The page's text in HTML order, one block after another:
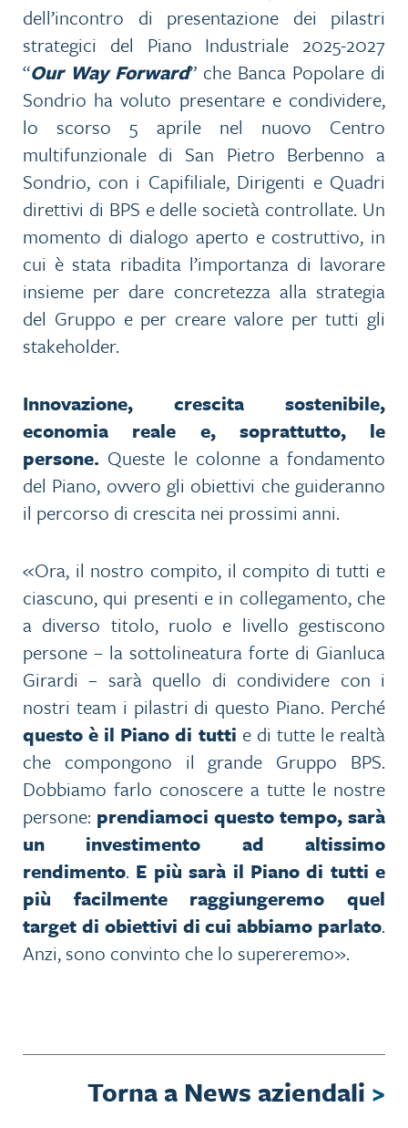
dell’incontro di presentazione dei pilastri
strategici del Piano Industriale 2025-2027
“Our Way Forward” che Banca Popolare di
Sondrio ha voluto presentare e condividere,
lo scorso 5 aprile nel nuovo Centro
multifunzionale di San Pietro Berbenno a
Sondrio, con i Capifiliale, Dirigenti e Quadri
direttivi di BPS e delle società controllate. Un
momento di dialogo aperto e costruttivo, in
cui è stata ribadita l’importanza di lavorare
insieme per dare concretezza alla strategia
del Gruppo e per creare valore per tutti gli
stakeholder.
Innovazione, crescita sostenibile,
economia reale e, soprattutto, le
persone. Queste le colonne a fondamento
del Piano, ovvero gli obiettivi che guideranno
il percorso di crescita nei prossimi anni.
«Ora, il nostro compito, il compito di tutti e
ciascuno, qui presenti e in collegamento, che
a diverso titolo, ruolo e livello gestiscono
persone – la sottolineatura forte di Gianluca
Girardi – sarà quello di condividere con i
nostri team i pilastri di questo Piano. Perché
questo è il Piano di tutti e di tutte le realtà
che compongono il grande Gruppo BPS.
Dobbiamo farlo conoscere a tutte le nostre
persone: prendiamoci questo tempo, sarà
un investimento ad altissimo
rendimento. E più sarà il Piano di tutti e
più facilmente raggiungeremo quel
target di obiettivi di cui abbiamo parlato.
Anzi, sono convinto che lo supereremo».
Torna a News aziendali >